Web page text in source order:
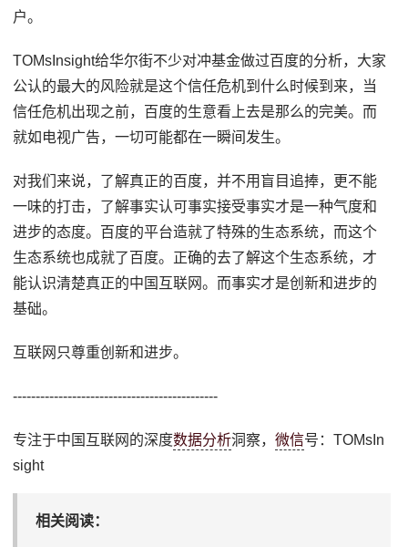
户。
TOMsInsight给华尔街不少对冲基金做过百度的分析，大家
公认的最大的风险就是这个信任危机到什么时候到来，当
信任危机出现之前，百度的生意看上去是那么的完美。而
就如电视广告，一切可能都在一瞬间发生。
对我们来说，了解真正的百度，并不用盲目追捧，更不能
一味的打击，了解事实认可事实接受事实才是一种气度和
进步的态度。百度的平台造就了特殊的生态系统，而这个
生态系统也成就了百度。正确的去了解这个生态系统，才
能认识清楚真正的中国互联网。而事实才是创新和进步的
基础。
互联网只尊重创新和进步。
---------------------------------------------
专注于中国互联网的深度数据分析洞察，微信号：TOMsIn
sight
相关阅读：